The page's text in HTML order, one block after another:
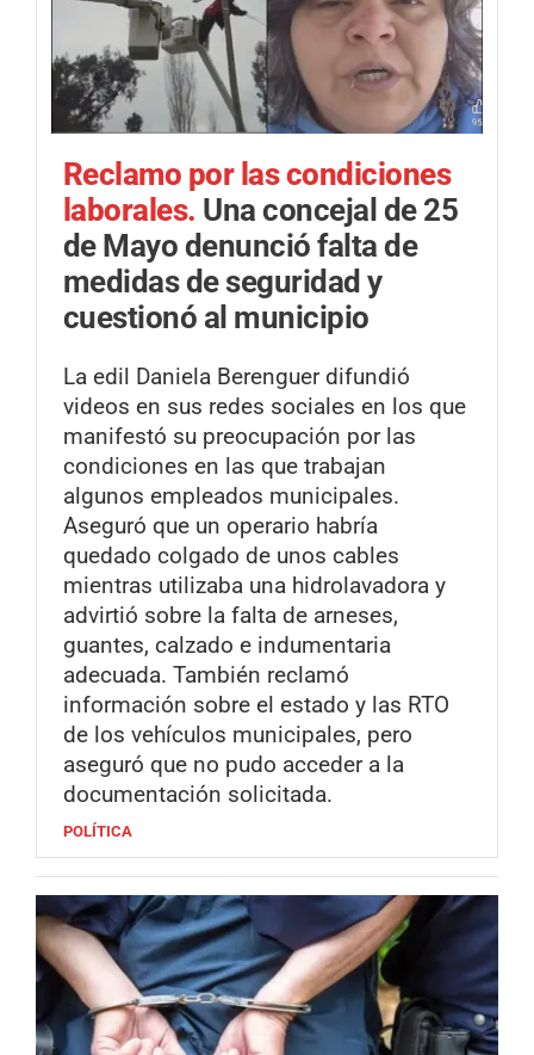
Reclamo por las condiciones
laborales. Una concejal de 25
de Mayo denunció falta de
medidas de seguridad y
cuestionó al municipio
La edil Daniela Berenguer difundió
videos en sus redes sociales en los que
manifestó su preocupación por las
condiciones en las que trabajan
algunos empleados municipales.
Aseguró que un operario habría
quedado colgado de unos cables
mientras utilizaba una hidrolavadora y
advirtió sobre la falta de arneses,
guantes, calzado e indumentaria
adecuada. También reclamó
información sobre el estado y las RTO
de los vehículos municipales, pero
aseguró que no pudo acceder a la
documentación solicitada.
POLÍTICA